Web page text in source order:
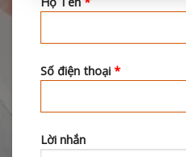
Số điện thoại *
Lời nhắn